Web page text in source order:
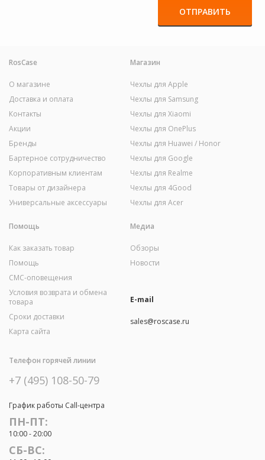
ОТПРАВИТЬ
RosCase
О магазине
Доставка и оплата
Контакты
Акции
Бренды
Бартерное сотрудничество
Корпоративным клиентам
Товары от дизайнера
Универсальные аксессуары
Магазин
Чехлы для Apple
Чехлы для Samsung
Чехлы для Xiaomi
Чехлы для OnePlus
Чехлы для Huawei / Honor
Чехлы для Google
Чехлы для Realme
Чехлы для 4Good
Чехлы для Acer
Помощь
Как заказать товар
Помощь
СМС-оповещения
Условия возврата и обмена
товара
Сроки доставки
Карта сайта
Медиа
Обзоры
Новости
E-mail
sales@roscase.ru
Телефон горячей линии
+7 (495) 108-50-79
График работы Call-центра
ПН-ПТ:
10:00 - 20:00
СБ-ВС: